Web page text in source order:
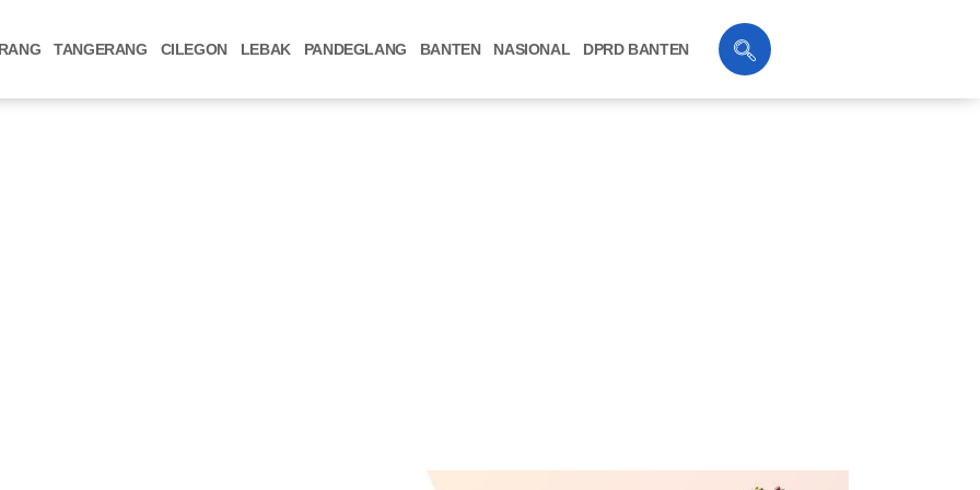
TANGERANG CILEGON LEBAK PANDEGLANG BANTEN NASIONAL DPRD BANTEN